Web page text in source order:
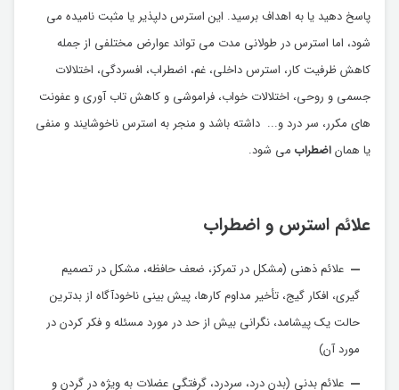
پاسخ دهید یا به اهداف برسید. این استرس دلپذیر یا مثبت نامیده می
شود، اما استرس در طولانی مدت می تواند عوارض مختلفی از جمله
کاهش ظرفیت کار، استرس داخلی، غم، اضطراب، افسردگی، اختلالات
جسمی و روحی، اختلالات خواب، فراموشی و کاهش تاب آوری و عفونت
های مکرر، سر درد و... داشته باشد و منجر به استرس ناخوشایند و منفی
یا هماناضطراب می شود.
علائم استرس و اضطراب
علائم ذهنی (مشکل در تمرکز، ضعف حافظه، مشکل در تصمیم
گیری، افکار گیج، تأخیر مداوم کارها، پیش بینی ناخودآگاه از بدترین
حالت یک پیشامد، نگرانی بیش از حد در مورد مسئله و فکر کردن در
مورد آن)
علائم بدنی (بدن درد، سردرد، گرفتگی عضلات به ویژه در گردن و